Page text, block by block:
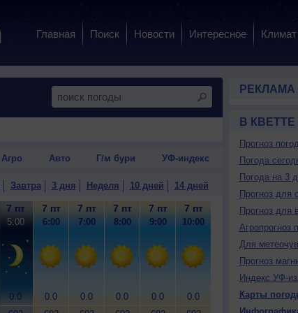
Главная Поиск Новости Интересное Климат
Агро Авто Г/м бури УФ-индекс
Завтра 3 дня Неделя 10 дней 14 дней
7 пт
5:00
0.0
7 пт
6:00
0.0
7 пт
7:00
0.0
7 пт
8:00
0.0
7 пт
9:00
0.0
7 пт
10:00
0.0
7 пт
0.0
7
РЕКЛАМА
В КВЕТТЕ
Прогноз
Погода
Погода на 3
Прогноз для
Прогноз для
Агропрогноз
Для
Прогноз
Индекс УФ-
Карты